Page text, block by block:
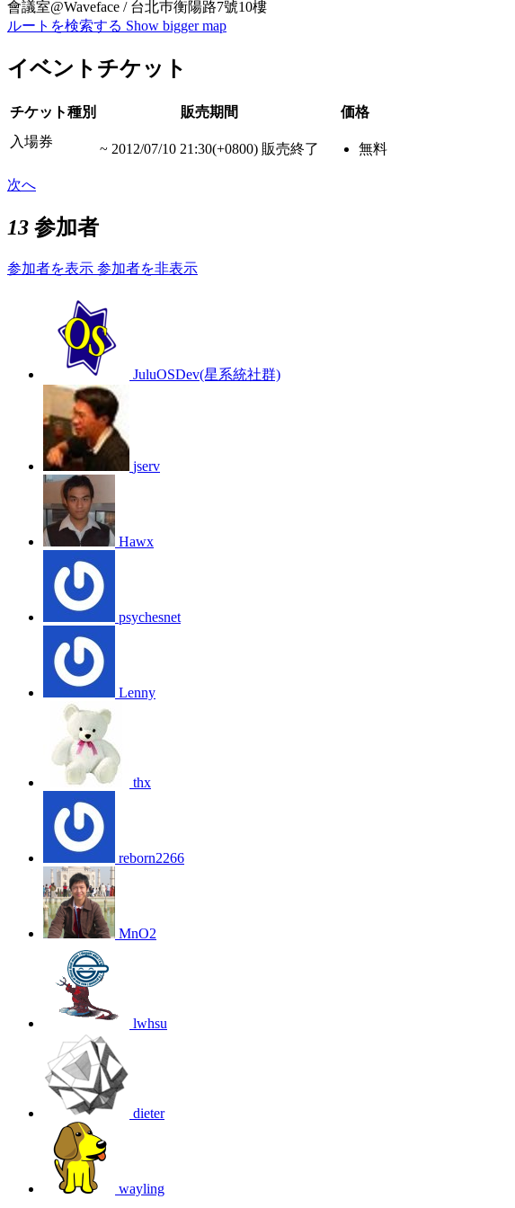
會議室@Waveface / 台北巿衡陽路7號10樓
ルートを検索する Show bigger map
イベントチケット
チケット種別 販売期間
価格
入場券
~ 2012/07/10 21:30(+0800) 販売終了 無料
次へ
13 参加者
参加者を表示 参加者を非表示
JuluOSDev(星系統社群)
jserv
Hawx
psychesnet
Lenny
thx
reborn2266
MnO2
lwhsu
dieter
wayling